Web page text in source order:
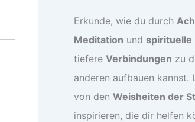
Erkunde, wie du durch
Meditation und spirituelle
tiefere Verbindungen zu
anderen aufbauen kannst.
von den Weisheiten der
inspirieren, die dir helfen